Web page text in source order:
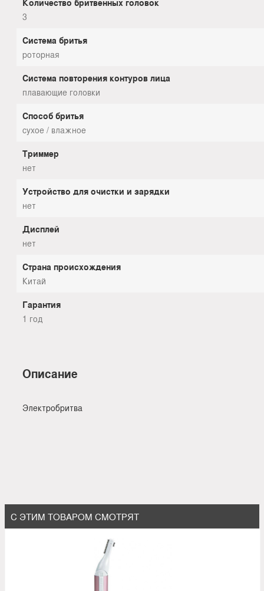
3
Система бритья
роторная
Система повторения контуров лица
плавающие головки
Способ бритья
сухое / влажное
Триммер
нет
Устройство для очистки и зарядки
нет
Дисплей
нет
Страна происхождения
Китай
Гарантия
1 год
Описание
Электробритва
С ЭТИМ ТОВАРОМ СМОТРЯТ